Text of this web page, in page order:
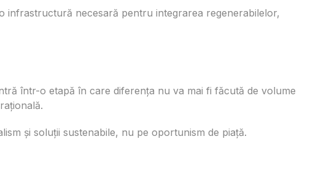
infrastructură necesară pentru integrarea regenerabilelor,
într-o etapă în care diferența nu va mai fi făcută de volume
și soluții sustenabile, nu pe oportunism de piață.